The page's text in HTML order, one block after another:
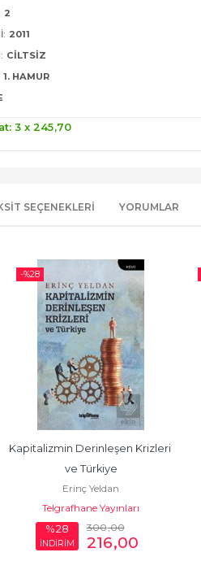
2
2011
CILTSIZ
1. HAMUR
3 x245,70
SEÇENEKLERI YORUMLAR
-%28
Kapitalizmin Derinleşen Krizleri
ve Türkiye
Erinç Yeldan
Telgrafhane Yayınları
%28
İNDİRİM
300,00
216,00